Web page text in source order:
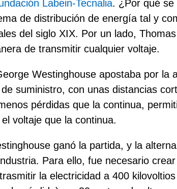
Labein-Tecnalia. ¿Por qué se
de distribución de energía tal y
del siglo XIX. Por un lado,
de transmitir cualquier voltaje.
Westinghouse apostaba por la
suministro, con unas distancias
pérdidas que la continua,
voltaje que la continua.
ganó la partida, y la
Para ello, fue necesario
la electricidad a 400